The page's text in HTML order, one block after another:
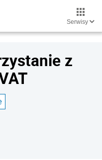
Serwisy
z